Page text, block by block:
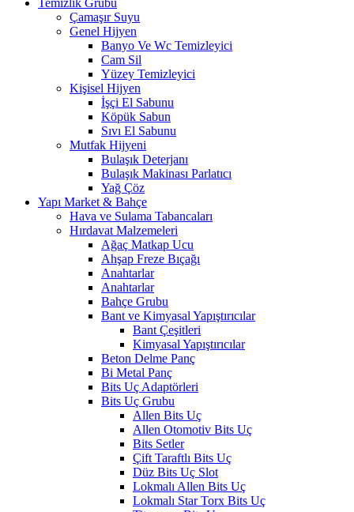
Temizlik Grubu
Çamaşır Suyu
Genel Hijyen
Banyo Ve Wc Temizleyici
Cam Sil
Yüzey Temizleyici
Kişisel Hijyen
İşçi El Sabunu
Köpük Sabun
Sıvı El Sabunu
Mutfak Hijyeni
Bulaşık Deterjanı
Bulaşık Makinası Parlatıcı
Yağ Çöz
Yapı Market & Bahçe
Hava ve Sulama Tabancaları
Hırdavat Malzemeleri
Ağaç Matkap Ucu
Ahşap Freze Bıçağı
Anahtarlar
Anahtarlar
Bahçe Grubu
Bant ve Kimyasal Yapıştırıcılar
Bant Çeşitleri
Kimyasal Yapıştırıcılar
Beton Delme Panç
Bi Metal Panç
Bits Uç Adaptörleri
Bits Uç Grubu
Allen Bits Uç
Allen Otomotiv Bits Uç
Bits Setler
Çift Taraftlı Bits Uç
Düz Bits Uç Slot
Lokmalı Allen Bits Uç
Lokmalı Star Torx Bits Uç